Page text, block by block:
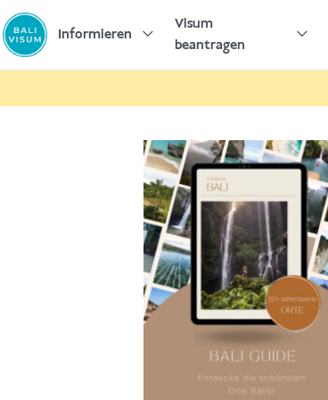
Zum
Inhalt
springen
Informieren
Visum
beantragen